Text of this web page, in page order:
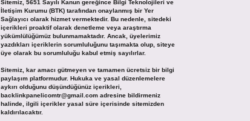
Sitemiz, 5651 Sayılı Kanun gereğince Bilgi Teknolojileri ve
İletişim Kurumu (BTK) tarafından onaylanmış bir Yer
Sağlayıcı olarak hizmet vermektedir. Bu nedenle, sitedeki
içerikleri proaktif olarak denetleme veya araştırma
yükümlülüğümüz bulunmamaktadır. Ancak, üyelerimiz
yazdıkları içeriklerin sorumluluğunu taşımakta olup, siteye
üye olarak bu sorumluluğu kabul etmiş sayılırlar.
Sitemiz, kar amacı gütmeyen ve tamamen ücretsiz bir bilgi
paylaşım platformudur. Hukuka ve yasal düzenlemelere
aykırı olduğunu düşündüğünüz içerikleri,
backlinkpanelicomtr@gmail.comadresine bildirmeniz
halinde, ilgili içerikler yasal süre içerisinde sitemizden
kaldırılacaktır.